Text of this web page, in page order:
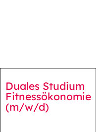
Duales Studium
Fitnessökonomie
(m/w/d)